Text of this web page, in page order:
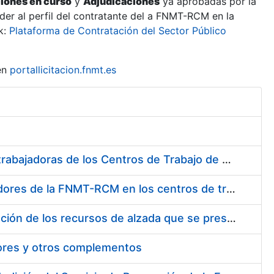
al perfil del contratante del a FNMT-RCM en la
Plataforma de Contratación del Sector Público
portallicitacion.fnmt.es
Suministro de Protectores Auditivos a medida para las personas trabajadoras de los Centros de Trabajo de Madrid y Burgos
Suministro de gafas graduadas antiproyecciones para los trabajadores de la FNMT-RCM en los centros de trabajo de Madrid y Burgos
Servicios de una empresa externa para el asesoramiento y resolución de los recursos de alzada que se presentan relacionados con procesos de selección para la FNMT-RCM
y otros complementos